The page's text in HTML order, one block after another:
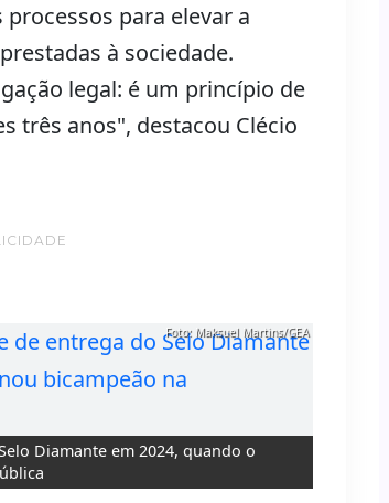
para elevar a
à sociedade.
legal: é um princípio de
três anos", destacou Clécio
Diamante em 2024, quando o
Foto: Maksuel Martins/GEA